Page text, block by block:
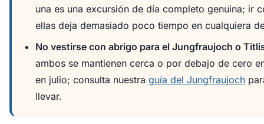
una es una excursión de día completo genuina; ir
ellas deja demasiado poco tiempo en cualquiera
No vestirse con abrigo para el Jungfraujoch o
ambos se mantienen cerca o por debajo de cero
en julio; consulta nuestra guía del Jungfraujoch
llevar.